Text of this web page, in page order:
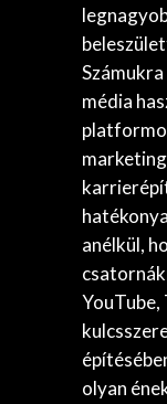
média
anélkül,
olyan